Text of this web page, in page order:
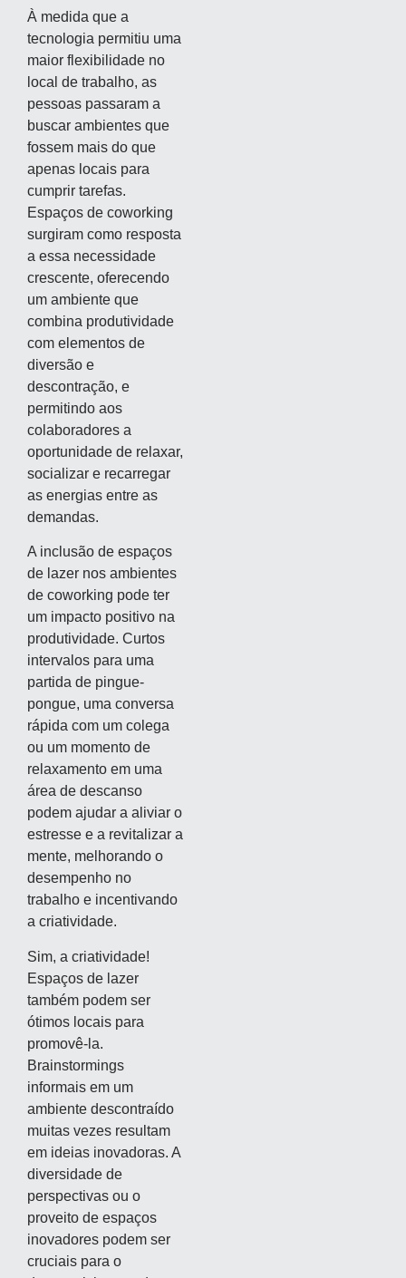
À medida que a
tecnologia permitiu uma
maior flexibilidade no
local de trabalho, as
pessoas passaram a
buscar ambientes que
fossem mais do que
apenas locais para
cumprir tarefas.
Espaços de coworking
surgiram como resposta
a essa necessidade
crescente, oferecendo
um ambiente que
combina produtividade
com elementos de
diversão e
descontração, e
permitindo aos
colaboradores a
oportunidade de relaxar,
socializar e recarregar
as energias entre as
demandas.
A inclusão de espaços
de lazer nos ambientes
de coworking pode ter
um impacto positivo na
produtividade. Curtos
intervalos para uma
partida de pingue-
pongue, uma conversa
rápida com um colega
ou um momento de
relaxamento em uma
área de descanso
podem ajudar a aliviar o
estresse e a revitalizar a
mente, melhorando o
desempenho no
trabalho e incentivando
a criatividade.
Sim, a criatividade!
Espaços de lazer
também podem ser
ótimos locais para
promovê-la.
Brainstormings
informais em um
ambiente descontraído
muitas vezes resultam
em ideias inovadoras. A
diversidade de
perspectivas ou o
proveito de espaços
inovadores podem ser
cruciais para o